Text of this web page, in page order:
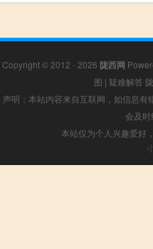
Copyright © 2012 - 2026 陇西网
图 | 疑难解答
声明：本站内容来自互联网，如信息
会及
本站仅为个人兴趣爱好